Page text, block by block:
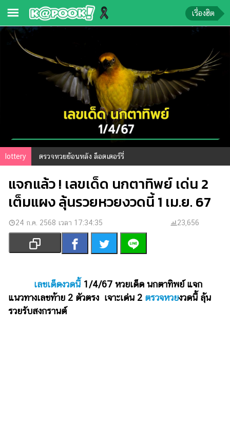
ข่าว-
ความ
ตรวจ
หวย
ผล
บอล
สด
การ
เงิน
การ
บันเทิง
รูปภาพ
เรื่องฮิต
lottery ตรวจหวยย้อนหลัง ล็อตเตอร์รี่
แจกแล้ว ! เลขเด็ด นกตาทิพย์ เด่น 2
เต็มแผง ลุ้นรวยหวยงวดนี้ 1 เม.ย. 67
24 ก.ค. 2568 เวลา 17:34:35 23,656
เลขเด็ดงวดนี้1/4/67 หวยเด็ด นกตาทิพย์ แจก
แนวทางเลขท้าย 2 ตัวตรง เจาะเด่น 2 ตรวจหวยงวดนี้ ลุ้น
รวยรับสงกรานต์